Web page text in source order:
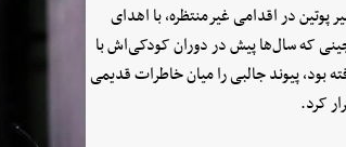
پوتین در اقدامی غیرمنتظره، با اهدای
که سال‌ها پیش در دوران کودکی‌اش با
بود، پیوند جالبی را میان خاطرات قدیمی
کرد.